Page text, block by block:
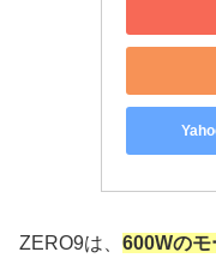
ZERO9は、 600Wの